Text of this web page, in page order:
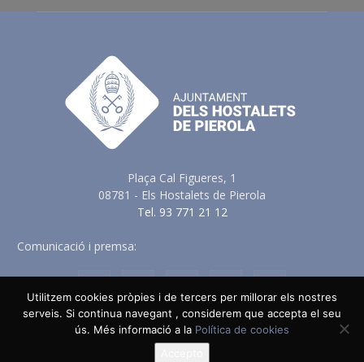
Plaça Cal Figueres, 1
08781 - Els Hostalets de Pierola
Tel. 93 771 21 12
Comunicació i premsa:
Avis Legal Política de Privacitat
Política de Cookies
Política en vers a les Xarxes Socials
Utilitzem cookies pròpies i de tercers per millorar els nostres
serveis. Si continua navegant , considerem que accepta el seu
ús. Més informació a la Política de cookies